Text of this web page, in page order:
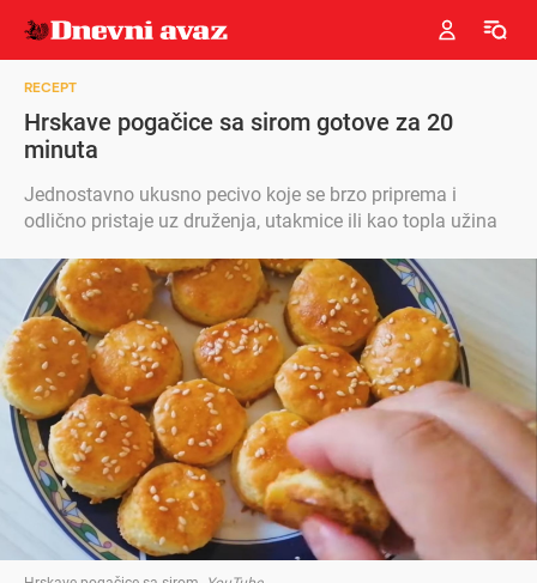
RECEPT
Hrskave pogačice sa sirom gotove za 20
minuta
Jednostavno ukusno pecivo koje se brzo priprema i
odlično pristaje uz druženja, utakmice ili kao topla užina